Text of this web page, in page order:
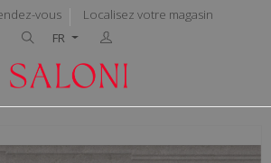
vous
Localisez votre magasin
FR